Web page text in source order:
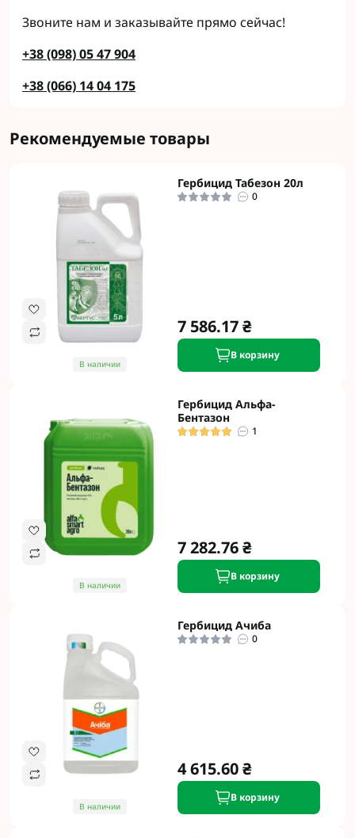
Звоните нам и заказывайте прямо сейчас!
+38 (098) 05 47 904
+38 (066) 14 04 175
Рекомендуемые товары
В наличии
Гербицид Табезон 20л
0
7 586.17 ₴
В корзину
В наличии
Гербицид Альфа-
Бентазон
1
7 282.76 ₴
В корзину
В наличии
Гербицид Ачиба
0
4 615.60 ₴
В корзину